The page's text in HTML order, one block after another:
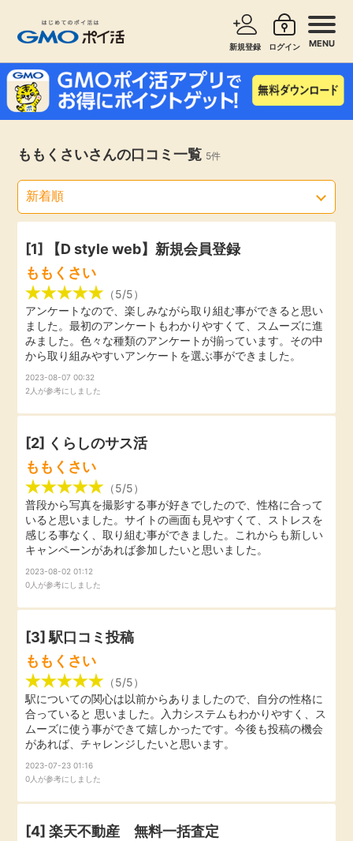
新規登録 ログイン MENU
お知らせ
新着
高還元
無料
即日還元
アンケート
ゲーム
買い物
モニター
ポイ活お得情報
お友達紹介
カード比較
毎日ゲット
特集一覧
サービスで探す ショッピングで探す
旅行・レンタカー
エンタメ
クレジットカード
暮らし
引っ越し
買取・査定
学び
進学・教育
美容・健康
月額有料サービス
銀行・金融・投資
家計の固定費
ももくさいさんの口コミ一覧 5件
[1]
【D style web】新規会員登録
ももくさい
（5/5）
アンケートなので、楽しみながら取り組む事ができると思い
ました。最初のアンケートもわかりやすくて、スムーズに進
みました。色々な種類のアンケートが揃っています。その中
から取り組みやすいアンケートを選ぶ事ができました。
2023-08-07 00:32
2人が参考にしました
[2] くらしのサス活
ももくさい
（5/5）
普段から写真を撮影する事が好きでしたので、性格に合って
いると思いました。サイトの画面も見やすくて、ストレスを
感じる事なく、取り組む事ができました。これからも新しい
キャンペーンがあれば参加したいと思いました。
2023-08-02 01:12
0人が参考にしました
[3]駅口コミ投稿
ももくさい
（5/5）
駅についての関心は以前からありましたので、自分の性格に
合っていると 思いました。入力システムもわかりやすく、ス
ムーズに使う事ができて嬉しかったです。今後も投稿の機会
があれば、チャレンジしたいと思います。
2023-07-23 01:16
0人が参考にしました
[4] 楽天不動産 無料一括査定